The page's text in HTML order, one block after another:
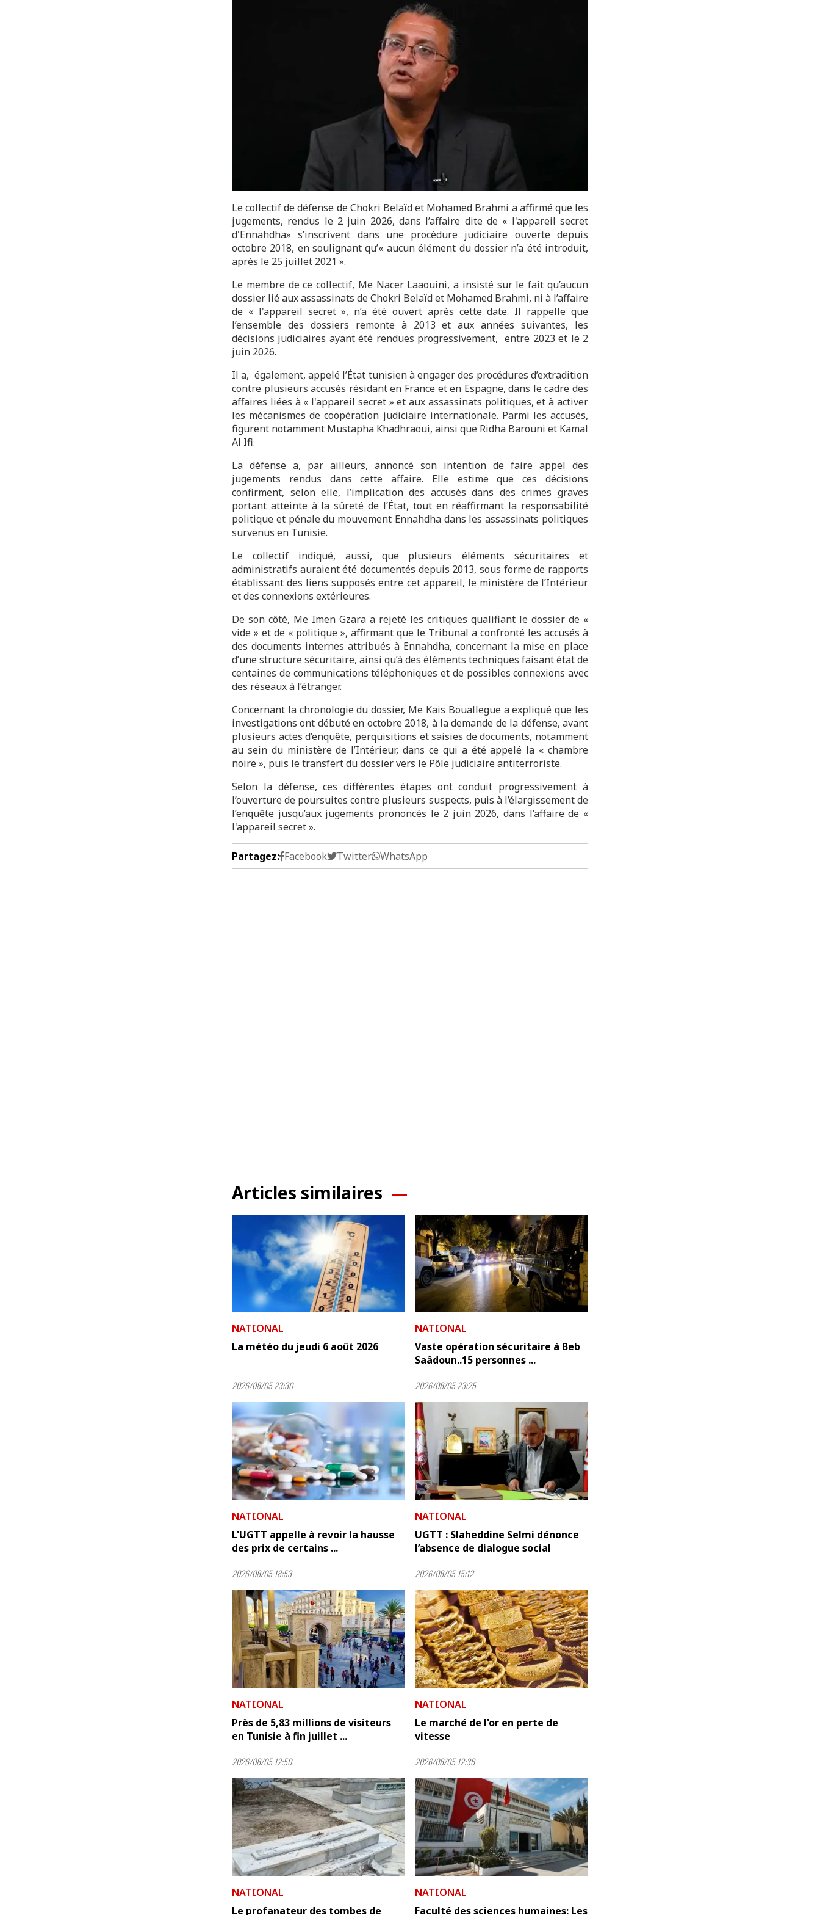
Le collectif de défense de Chokri Belaïd et Mohamed Brahmi a affirmé que les
jugements, rendus le 2 juin 2026, dans l’affaire dite de « l'appareil secret
d'Ennahdha» s’inscrivent dans une procédure judiciaire ouverte depuis
octobre 2018, en soulignant qu’« aucun élément du dossier n’a été introduit,
après le 25 juillet 2021 ».
Le membre de ce collectif, Me Nacer Laaouini, a insisté sur le fait qu’aucun
dossier lié aux assassinats de Chokri Belaïd et Mohamed Brahmi, ni à l’affaire
de « l'appareil secret », n’a été ouvert après cette date. Il rappelle que
l’ensemble des dossiers remonte à 2013 et aux années suivantes, les
décisions judiciaires ayant été rendues progressivement, entre 2023 et le 2
juin 2026.
Il a, également, appelé l’État tunisien à engager des procédures d’extradition
contre plusieurs accusés résidant en France et en Espagne, dans le cadre des
affaires liées à « l'appareil secret » et aux assassinats politiques, et à activer
les mécanismes de coopération judiciaire internationale. Parmi les accusés,
figurent notamment Mustapha Khadhraoui, ainsi que Ridha Barouni et Kamal
Al Ifi.
La défense a, par ailleurs, annoncé son intention de faire appel des
jugements rendus dans cette affaire. Elle estime que ces décisions
confirment, selon elle, l’implication des accusés dans des crimes graves
portant atteinte à la sûreté de l’État, tout en réaffirmant la responsabilité
politique et pénale du mouvement Ennahdha dans les assassinats politiques
survenus en Tunisie.
Le collectif indiqué, aussi, que plusieurs éléments sécuritaires et
administratifs auraient été documentés depuis 2013, sous forme de rapports
établissant des liens supposés entre cet appareil, le ministère de l’Intérieur
et des connexions extérieures.
De son côté, Me Imen Gzara a rejeté les critiques qualifiant le dossier de «
vide » et de « politique », affirmant que le Tribunal a confronté les accusés à
des documents internes attribués à Ennahdha, concernant la mise en place
d’une structure sécuritaire, ainsi qu’à des éléments techniques faisant état de
centaines de communications téléphoniques et de possibles connexions avec
des réseaux à l’étranger.
Concernant la chronologie du dossier, Me Kais Bouallegue a expliqué que les
investigations ont débuté en octobre 2018, à la demande de la défense, avant
plusieurs actes d’enquête, perquisitions et saisies de documents, notamment
au sein du ministère de l’Intérieur, dans ce qui a été appelé la « chambre
noire », puis le transfert du dossier vers le Pôle judiciaire antiterroriste.
Selon la défense, ces différentes étapes ont conduit progressivement à
l’ouverture de poursuites contre plusieurs suspects, puis à l’élargissement de
l’enquête jusqu’aux jugements prononcés le 2 juin 2026, dans l’affaire de «
l'appareil secret ».
Partagez: Facebook Twitter WhatsApp
Articles similaires
NATIONAL
La météo du jeudi 6 août 2026
2026/08/05 23:30
NATIONAL
Vaste opération sécuritaire à Beb
Saâdoun..15 personnes ...
2026/08/05 23:25
NATIONAL
L'UGTT appelle à revoir la hausse
des prix de certains ...
2026/08/05 18:53
NATIONAL
UGTT : Slaheddine Selmi dénonce
l’absence de dialogue social
2026/08/05 15:12
NATIONAL
Près de 5,83 millions de visiteurs
en Tunisie à fin juillet ...
2026/08/05 12:50
NATIONAL
Le marché de l'or en perte de
vitesse
2026/08/05 12:36
NATIONAL
Le profanateur des tombes de
NATIONAL
Faculté des sciences humaines: Les